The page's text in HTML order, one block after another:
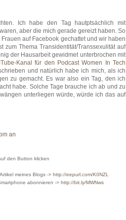
Ich habe den Tag hautptsächlich mit
aber die mich gerade gereizt haben. So
auf Facebook gechattet und wir haben
Thema Transidentität/Transsexulität auf
der Hausarbeit gewidmet unterbrochen mit
Kanal für den Podcast Women In Tech
und natürlich habe ich mich, als ich
zu gemacht. Es war also ein Tag, den ich
habe. Solche Tage brauche ich ab und zu
unterliegen würde, würde ich das auf
an
den Button klicken
meines Blogs -> http://eepurl.com/K0NZL
abonnieren -> http://bit.ly/MWNws